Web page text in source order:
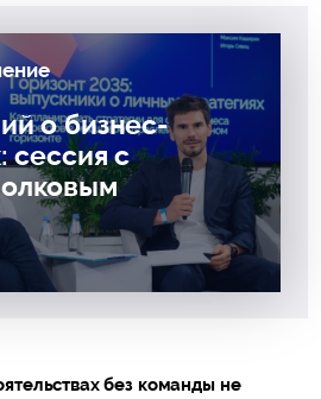
о бизнес-
сессия с
без команды не